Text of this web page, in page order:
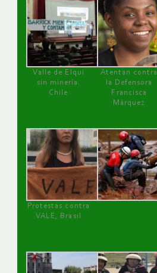
Valle de Elqui
sin minería.
Chile
Atentan contra
la Defensora
Francisca
Márquez
Protestas contra
VALE, Brasil